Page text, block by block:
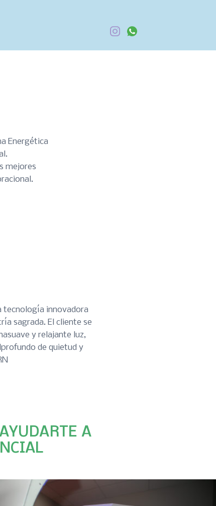
Energética
mejores
tecnología innovadora
sagrada. El cliente se
y relajante luz,
de quietud y
A